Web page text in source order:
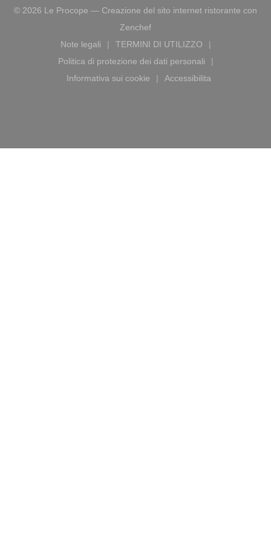
© 2026 Le Procope — Creazione del sito internet ristorante con
Zenchef((apre una nuova finestra))
Note legali
((apre una nuova finestra))
TERMINI DI UTILIZZO
((apre una nuova finestra))
Politica di protezione dei dati personali
((apre una nuova finestra))
Informativa sui cookie
((apre una nuova finestra))
Accessibilita